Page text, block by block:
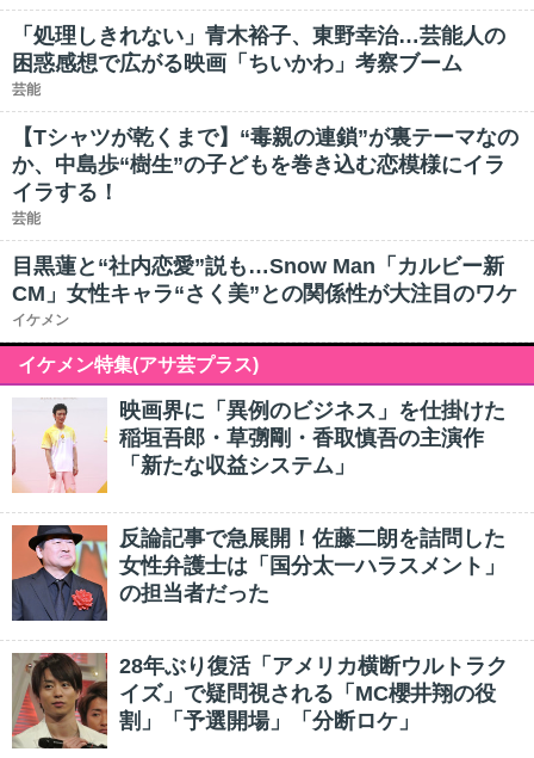
「処理しきれない」青木裕子、東野幸治…芸能人の
困惑感想で広がる映画「ちいかわ」考察ブーム
芸能
【Tシャツが乾くまで】“毒親の連鎖”が裏テーマなの
か、中島歩“樹生”の子どもを巻き込む恋模様にイラ
イラする！
芸能
目黒蓮と“社内恋愛”説も…Snow Man「カルビー新
CM」女性キャラ“さく美”との関係性が大注目のワケ
イケメン
イケメン特集(アサ芸プラス)
映画界に「異例のビジネス」を仕掛けた
稲垣吾郎・草彅剛・香取慎吾の主演作
「新たな収益システム」
反論記事で急展開！佐藤二朗を詰問した
女性弁護士は「国分太一ハラスメント」
の担当者だった
28年ぶり復活「アメリカ横断ウルトラク
イズ」で疑問視される「MC櫻井翔の役
割」「予選開場」「分断ロケ」